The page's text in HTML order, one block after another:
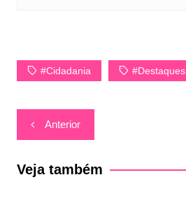
#cidadania #Destaques
Navegação
de
Post
Anterior
Veja também